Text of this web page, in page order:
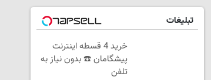
تبلیغات
خرید 4 قسطه اینترنت
پیشگامان ☎️ بدون نیاز به
تلفن